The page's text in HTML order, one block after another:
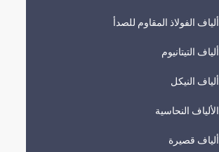
ألياف الفولاذ المقاوم للصدأ
ألياف التيتانيوم
ألياف النيكل
الألياف النحاسية
ألياف قصيرة